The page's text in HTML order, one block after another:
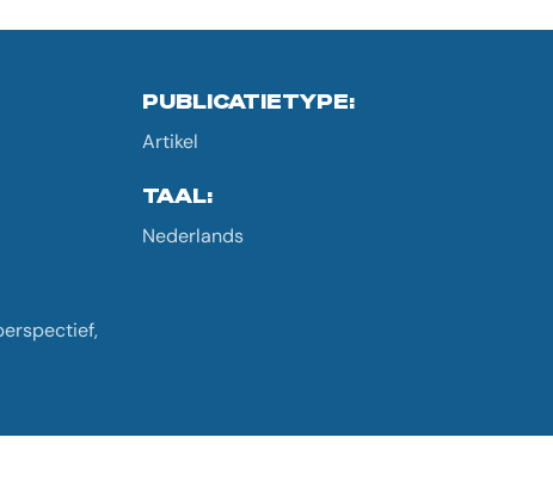
PUBLICATIETYPE:
Artikel
TAAL:
Nederlands